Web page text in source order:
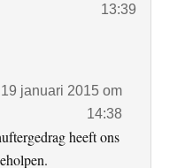
13:39
19 januari 2015 om
14:38
heeft ons